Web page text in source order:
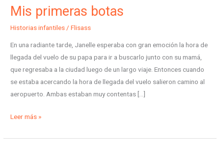
Mis primeras botas
Historias infantiles /Flisass
En una radiante tarde, Janelle esperaba con gran emoción la hora de
llegada del vuelo de su papa para ir a buscarlo junto con su mamá,
que regresaba a la ciudad luego de un largo viaje. Entonces cuando
se estaba acercando la hora de llegada del vuelo salieron camino al
aeropuerto. Ambas estaban muy contentas […]
Leer más »